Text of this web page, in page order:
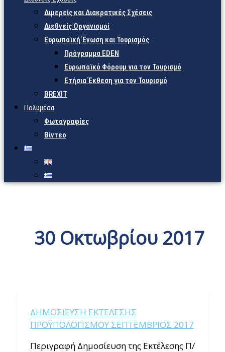
Διμερείς και Διακρατικές Σχέσεις
Διεθνείς Οργανισμοί
Ευρωπαϊκή Ένωση και Τουρισμός
Πρόγραμμα EDEN
Ευρωπαϊκό Φόρουμ για τον Τουρισμό
Ετήσια Έκθεση για τον Τουρισμό
BREXIT
Πολυμέσα
Φωτογραφίες
Βίντεο
30 Οκτωβρίου 2017
ΔΗΜΟΣΙΕΥΣΗ ΕΚΤΕΛΕΣΗΣ
ΠΡΟΫΠΟΛΟΓΙΣΜΟΥ ΣΕΠΤΕΜΒΡΙΟΣ 2017
Περιγραφή Δημοσίευση της Εκτέλεσης Π/